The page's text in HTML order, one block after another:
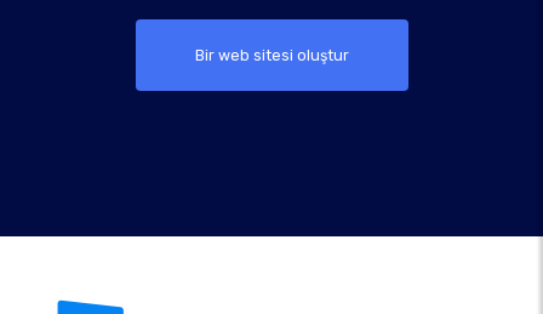
Bir web sitesi oluştur